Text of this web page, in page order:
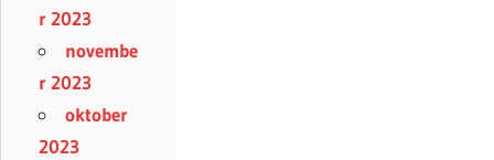
r 2023
novembe
r 2023
oktober
2023